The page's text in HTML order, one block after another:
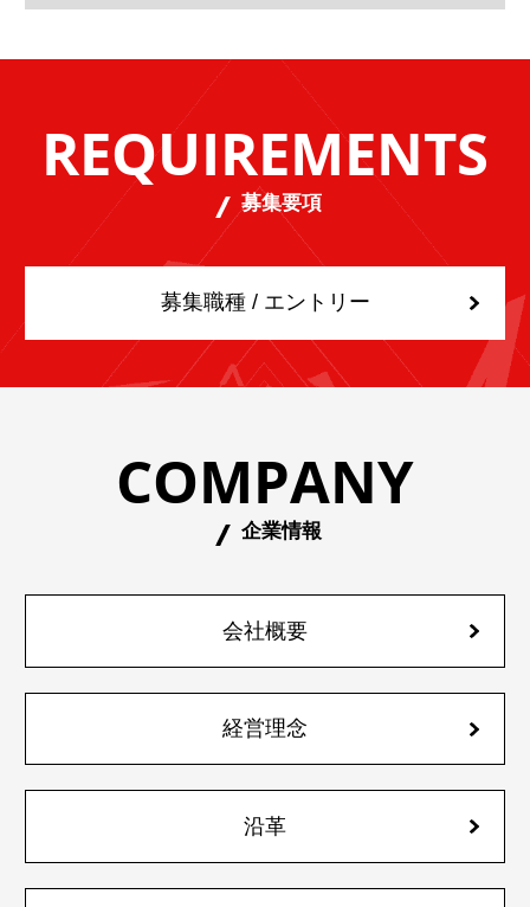
REQUIREMENTS
募集要項
募集職種 / エントリー
COMPANY
企業情報
会社概要
経営理念
沿革